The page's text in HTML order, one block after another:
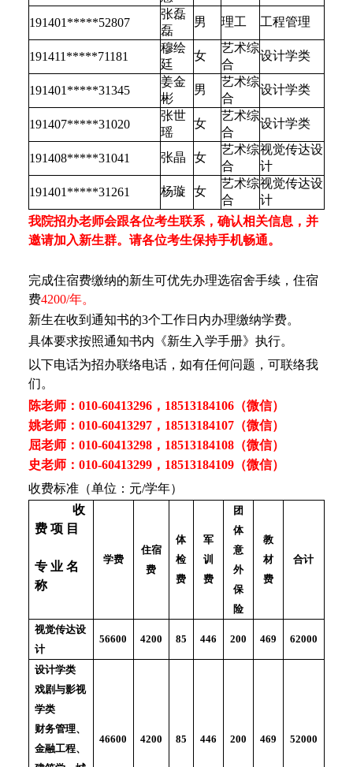
191401*****52807
张磊
磊
男 理工 工程管理
191411*****71181
穆绘
廷
女
艺术综
合
设计学类
191401*****31345
姜金
彬
男
艺术综
合
设计学类
191407*****31020
张世
瑶
女
艺术综
合
设计学类
191408*****31041 张晶 女
艺术综
合
视觉传达设
计
191401*****31261
杨璇 女
艺术综
合
视觉传达设
计
我院招办老师会跟各位考生联系，确认相关信息，并
邀请加入新生群。请各位考生保持手机畅通。
完成住宿费缴纳的新生可优先办理选宿舍手续，住宿
费4200/年。
新生在收到通知书的3个工作日内办理缴纳学费。
具体要求按照通知书内《新生入学手册》执行。
以下电话为招办联络电话，如有任何问题，可联络我
们。
陈老师：010-60413296，18513184106（微信）
姚老师：010-60413297，18513184107（微信）
屈老师：010-60413298，18513184108（微信）
史老师：010-60413299，18513184109（微信）
收费标准（单位：元/学年）
收
费 项 目
专 业 名
称
学费
住宿
费
体
检
费
军
训
费
团
体
意
外
保
险
教
材
费
合计
视觉传达设
计
56600 4200 85 446 200 469 62000
设计学类
戏剧与影视
学类
财务管理、
金融工程、
46600 4200 85 446 200 469 52000